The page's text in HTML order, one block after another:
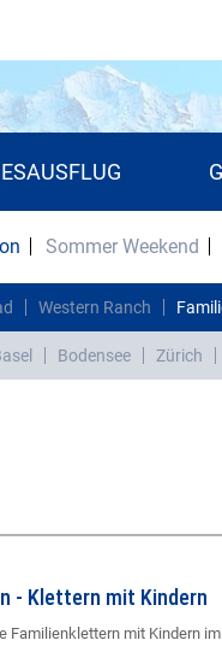
Sommer Weekend
Western Ranch
Bodensee Zürich
- Klettern mit Kindern
Familienklettern mit Kindern